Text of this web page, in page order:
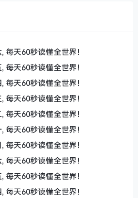
每天60秒读懂全世界！
每天60秒读懂全世界！
每天60秒读懂全世界！
每天60秒读懂全世界！
每天60秒读懂全世界！
每天60秒读懂全世界！
每天60秒读懂全世界！
每天60秒读懂全世界！
每天60秒读懂全世界！
每天60秒读懂全世界！